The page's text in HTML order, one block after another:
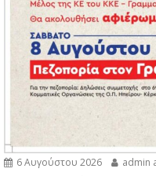
6 Αυγούστου 2026 admin